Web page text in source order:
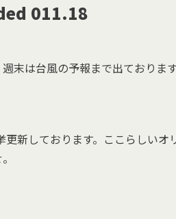
011.18
末は台風の予報まで出ておりま
更新しております。ここらしい